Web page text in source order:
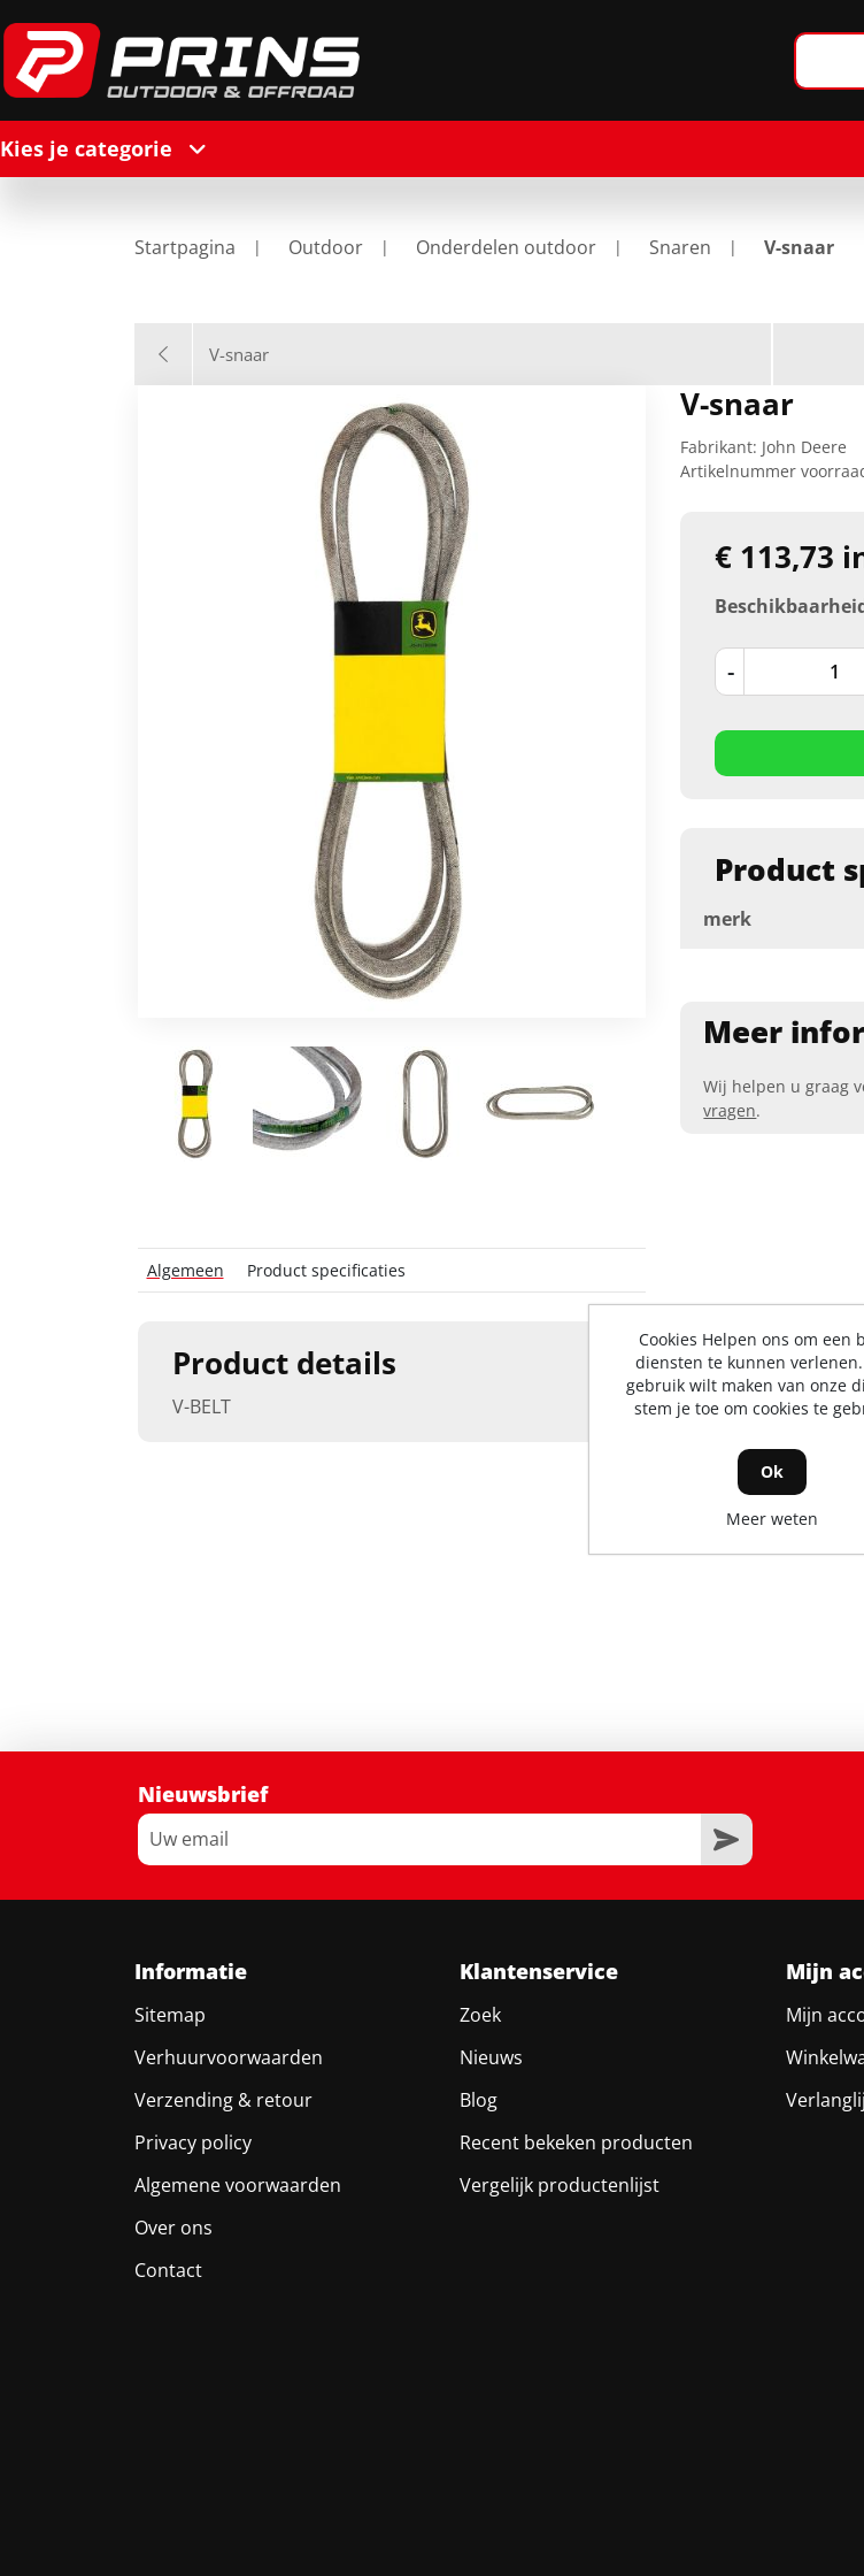
Kies je categorie
Startpagina Outdoor Onderdelen outdoor Snaren V-snaar
V-snaar
Product details
V-BELT
Algemeen Product specificaties
V-snaar
Fabrikant: John Deere
Artikelnummer
€ 113,73
-
Product
merk
Meer
Wij helpen u graag
vragen.
Nieuwsbrief
Informatie
Sitemap
Verhuurvoorwaarden
Verzending & retour
Privacy policy
Algemene voorwaarden
Over ons
Contact
Klantenservice
Zoek
Nieuws
Blog
Recent bekeken producten
Vergelijk productenlijst
Mijn
Mijn
Cookies Helpen ons om een
diensten te kunnen
gebruik wilt maken van onze
stem je toe om cookies te
Ok
Meer weten